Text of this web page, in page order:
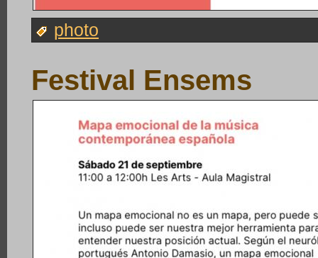
photo
Festival Ensems